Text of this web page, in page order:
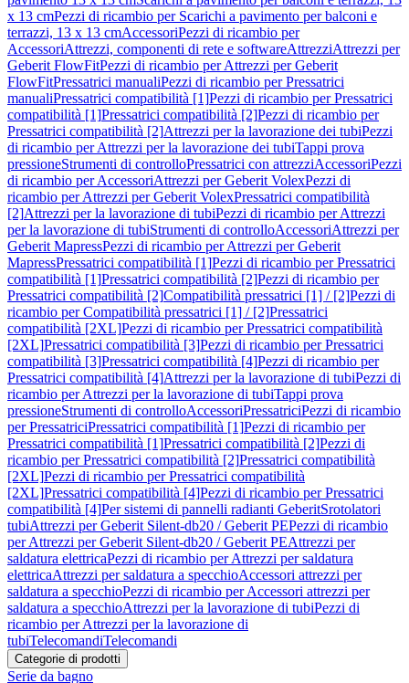
x 13 cmPezzi di ricambio per Scarichi a pavimento per balconi e
terrazzi, 13 x 13 cmAccessoriPezzi di ricambio per
AccessoriAttrezzi, componenti di rete e softwareAttrezziAttrezzi per
Geberit FlowFitPezzi di ricambio per Attrezzi per Geberit
FlowFitPressatrici manualiPezzi di ricambio per Pressatrici
manualiPressatrici compatibilità [1]Pezzi di ricambio per Pressatrici
compatibilità [1]Pressatrici compatibilità [2]Pezzi di ricambio per
Pressatrici compatibilità [2]Attrezzi per la lavorazione dei tubiPezzi
di ricambio per Attrezzi per la lavorazione dei tubiTappi prova
pressioneStrumenti di controlloPressatrici con attrezziAccessoriPezzi
di ricambio per AccessoriAttrezzi per Geberit VolexPezzi di
ricambio per Attrezzi per Geberit VolexPressatrici compatibilità
[2]Attrezzi per la lavorazione di tubiPezzi di ricambio per Attrezzi
per la lavorazione di tubiStrumenti di controlloAccessoriAttrezzi per
Geberit MapressPezzi di ricambio per Attrezzi per Geberit
MapressPressatrici compatibilità [1]Pezzi di ricambio per Pressatrici
compatibilità [1]Pressatrici compatibilità [2]Pezzi di ricambio per
Pressatrici compatibilità [2]Compatibilità pressatrici [1] / [2]Pezzi di
ricambio per Compatibilità pressatrici [1] / [2]Pressatrici
compatibilità [2XL]Pezzi di ricambio per Pressatrici compatibilità
[2XL]Pressatrici compatibilità [3]Pezzi di ricambio per Pressatrici
compatibilità [3]Pressatrici compatibilità [4]Pezzi di ricambio per
Pressatrici compatibilità [4]Attrezzi per la lavorazione di tubiPezzi di
ricambio per Attrezzi per la lavorazione di tubiTappi prova
pressioneStrumenti di controlloAccessoriPressatriciPezzi di ricambio
per PressatriciPressatrici compatibilità [1]Pezzi di ricambio per
Pressatrici compatibilità [1]Pressatrici compatibilità [2]Pezzi di
ricambio per Pressatrici compatibilità [2]Pressatrici compatibilità
[2XL]Pezzi di ricambio per Pressatrici compatibilità
[2XL]Pressatrici compatibilità [4]Pezzi di ricambio per Pressatrici
compatibilità [4]Per sistemi di pannelli radianti GeberitSrotolatori
tubiAttrezzi per Geberit Silent-db20 / Geberit PEPezzi di ricambio
per Attrezzi per Geberit Silent-db20 / Geberit PEAttrezzi per
saldatura elettricaPezzi di ricambio per Attrezzi per saldatura
elettricaAttrezzi per saldatura a specchioAccessori attrezzi per
saldatura a specchioPezzi di ricambio per Accessori attrezzi per
saldatura a specchioAttrezzi per la lavorazione di tubiPezzi di
ricambio per Attrezzi per la lavorazione di
tubiTelecomandiTelecomandi
Categorie di prodotti
Serie da bagno